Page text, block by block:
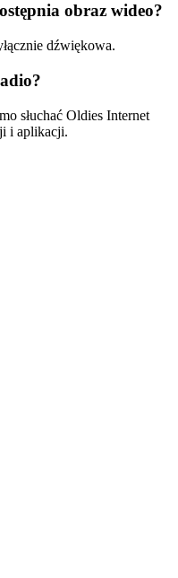
obraz wideo?
dźwiękowa.
słuchać Oldies Internet
i aplikacji.